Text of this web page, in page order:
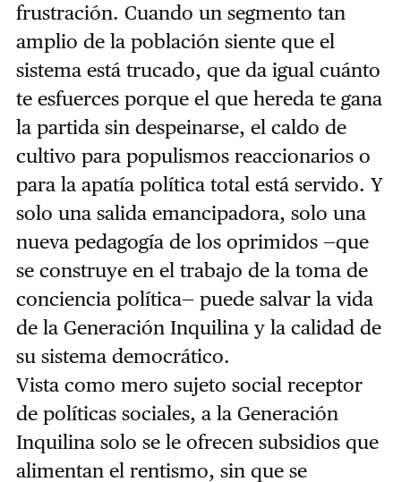
frustración. Cuando un segmento tan
amplio de la población siente que el
sistema está trucado, que da igual cuánto
te esfuerces porque el que hereda te gana
la partida sin despeinarse, el caldo de
cultivo para populismos reaccionarios o
para la apatía política total está servido. Y
solo una salida emancipadora, solo una
nueva pedagogía de los oprimidos —que
se construye en el trabajo de la toma de
conciencia política— puede salvar la vida
de la Generación Inquilina y la calidad de
su sistema democrático.
Vista como mero sujeto social receptor
de políticas sociales, a la Generación
Inquilina solo se le ofrecen subsidios que
alimentan el rentismo, sin que se